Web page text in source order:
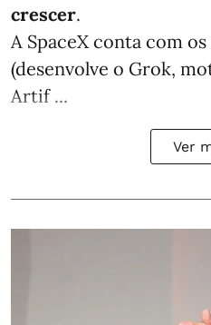
crescer.
A SpaceX conta com
(desenvolve o Grok,
Artif ...
Ver